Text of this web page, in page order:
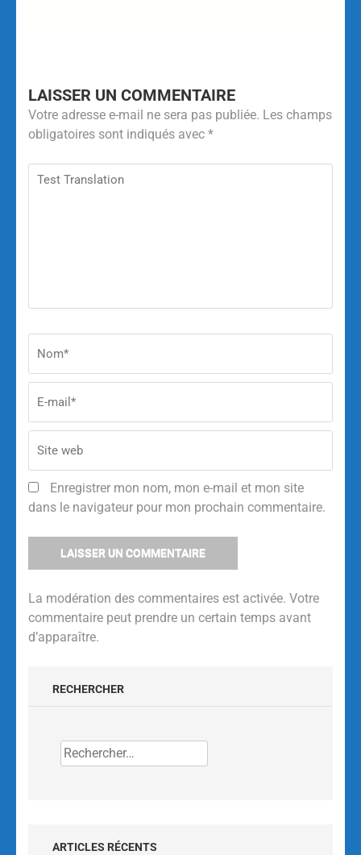
LAISSER UN COMMENTAIRE
Votre adresse e-mail ne sera pas publiée. Les champs
obligatoires sont indiqués avec *
Enregistrer mon nom, mon e-mail et mon site
dans le navigateur pour mon prochain commentaire.
La modération des commentaires est activée. Votre
commentaire peut prendre un certain temps avant
d’apparaître.
RECHERCHER
ARTICLES RÉCENTS